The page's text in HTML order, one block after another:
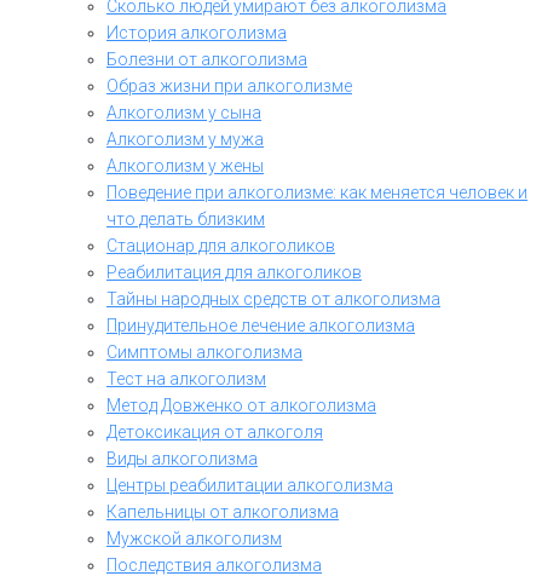
Сколько людей умирают без алкоголизма
История алкоголизма
Болезни от алкоголизма
Образ жизни при алкоголизме
Алкоголизм у сына
Алкоголизм у мужа
Алкоголизм у жены
Поведение при алкоголизме: как меняется человек и
что делать близким
Стационар для алкоголиков
Реабилитация для алкоголиков
Тайны народных средств от алкоголизма
Принудительное лечение алкоголизма
Симптомы алкоголизма
Тест на алкоголизм
Метод Довженко от алкоголизма
Детоксикация от алкоголя
Виды алкоголизма
Центры реабилитации алкоголизма
Капельницы от алкоголизма
Мужской алкоголизм
Последствия алкоголизма